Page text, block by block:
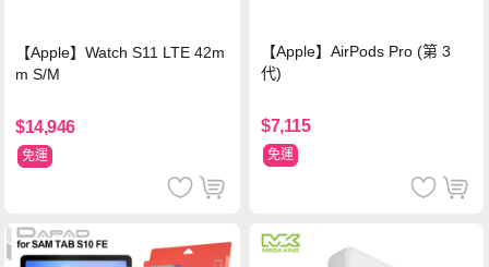
【Apple】Watch S11 LTE 42m
m S/M
$14,946
免運
【Apple】AirPods Pro (第 3
代)
$7,115
免運